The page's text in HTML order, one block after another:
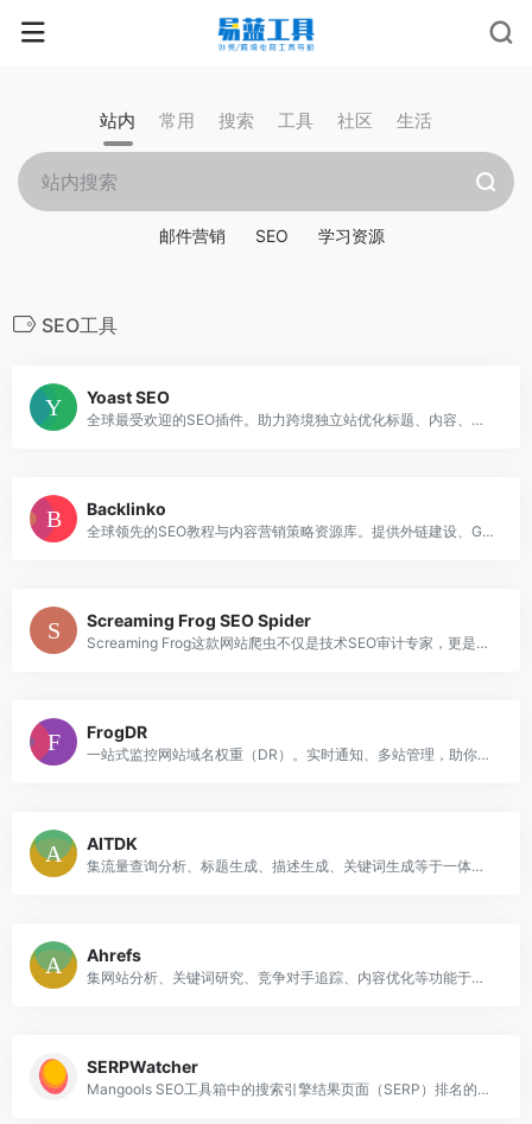
站内 常用 搜索 工具 社区 生活
邮件营销 SEO 学习资源
SEO工具
Yoast SEO
全球最受欢迎的SEO插件。助力跨境独立站优化标题、内容、结构，一站式提升跨境电商与外贸站点搜索曝光率。
Backlinko
全球领先的SEO教程与内容营销策略资源库。提供外链建设、Google排名优化和AI搜索策略的实战框架，助力跨境独立站引流。
Screaming Frog SEO Spider
Screaming Frog这款网站爬虫不仅是技术SEO审计专家，更是强大的竞品分析工具。助跨境电商抓取竞争情报，优化Google排名，实现数据驱动增长。
FrogDR
一站式监控网站域名权重（DR）。实时通知、多站管理，助你获取高质量反链，快速提升SEO权威度，抢占谷歌排名。
AITDK
集流量查询分析、标题生成、描述生成、关键词生成等于一体的 AI SEO 工具平台，帮助外贸和跨境电商提升内容效率与竞争对手分析。
Ahrefs
集网站分析、关键词研究、竞争对手追踪、内容优化等功能于一体的强大营销平台。为跨境电商卖家提供精准的数据支持，助力提升搜索引擎排名和市场竞争力。
SERPWatcher
Mangools SEO工具箱中的搜索引擎结果页面（SERP）排名的监控工具。